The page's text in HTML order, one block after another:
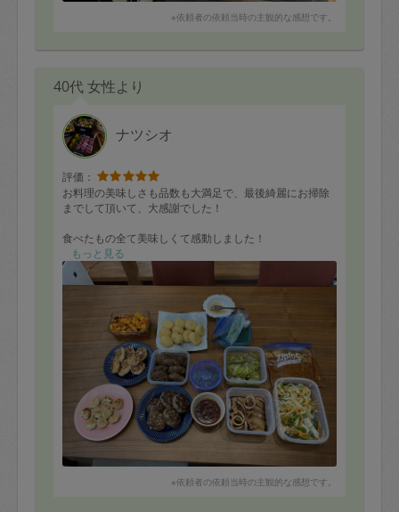
※依頼者の依頼当時の主観的な感想です。
40代 女性より
ナツシオ
評価：
お料理の美味しさも品数も大満足で、最後綺麗にお掃除
までして頂いて、大感謝でした！
食べたもの全て美味しくて感動しました！
お願いしたメニューは、ハンバーグやつくね、イカ大
根、南蛮漬けなど、ポピュラーな家庭料理だったのです
が、自分では作れない味、食感で、真似したくても中々
偏食なうちの娘もバクバク美味しそうに食べていたの
で、とても助かりました！
ぜひまたお願いしたいです！
ありがとうございました！
もっと見る
※依頼者の依頼当時の主観的な感想です。